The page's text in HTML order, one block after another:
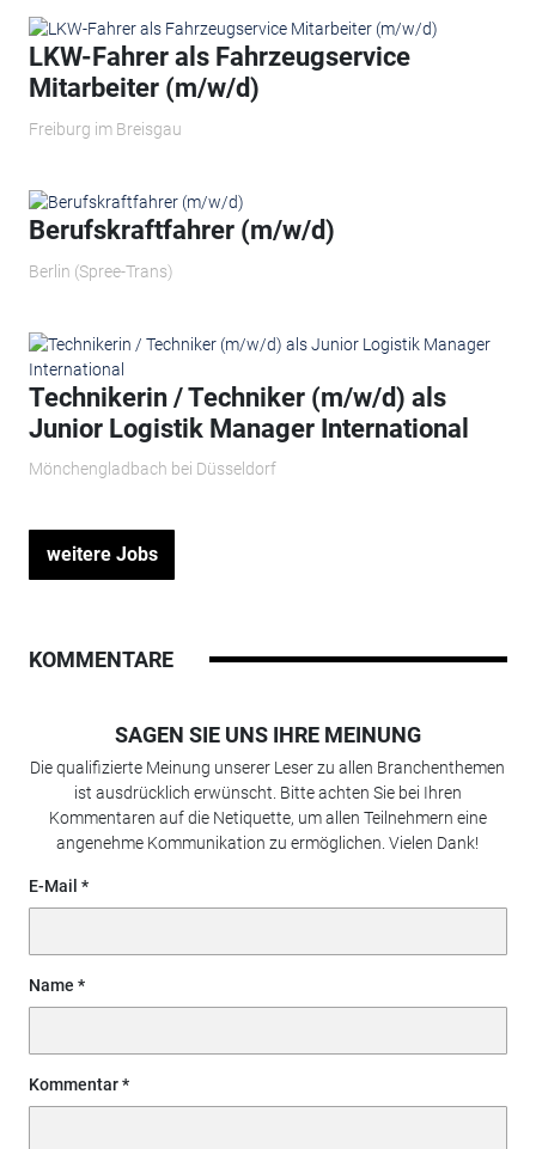
LKW-Fahrer als Fahrzeugservice
Mitarbeiter (m/w/d)
Freiburg im Breisgau
Berufskraftfahrer (m/w/d)
Berlin (Spree-Trans)
Technikerin / Techniker (m/w/d) als
Junior Logistik Manager International
Mönchengladbach bei Düsseldorf
weitere Jobs
KOMMENTARE
SAGEN SIE UNS IHRE MEINUNG
Die qualifizierte Meinung unserer Leser zu allen Branchenthemen
ist ausdrücklich erwünscht. Bitte achten Sie bei Ihren
Kommentaren auf die Netiquette, um allen Teilnehmern eine
angenehme Kommunikation zu ermöglichen. Vielen Dank!
E-Mail
Name
Kommentar